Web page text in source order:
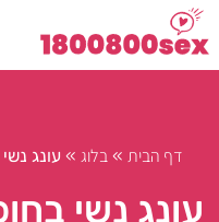
דף הבית »בלוג » עונג
עונג נשי